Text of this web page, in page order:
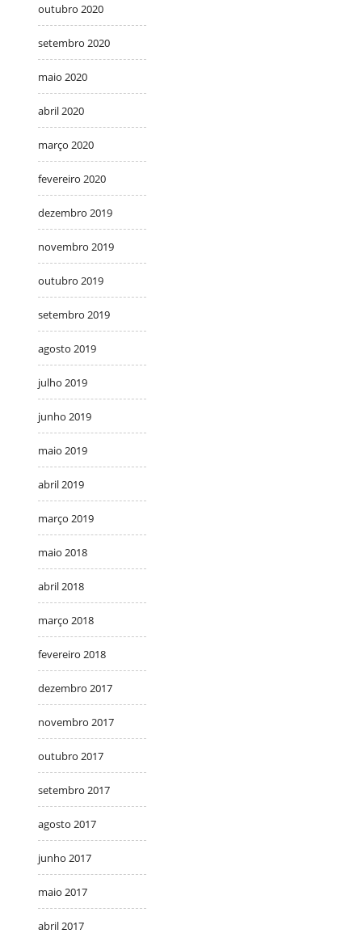
outubro 2020
setembro 2020
maio 2020
abril 2020
março 2020
fevereiro 2020
dezembro 2019
novembro 2019
outubro 2019
setembro 2019
agosto 2019
julho 2019
junho 2019
maio 2019
abril 2019
março 2019
maio 2018
abril 2018
março 2018
fevereiro 2018
dezembro 2017
novembro 2017
outubro 2017
setembro 2017
agosto 2017
junho 2017
maio 2017
abril 2017